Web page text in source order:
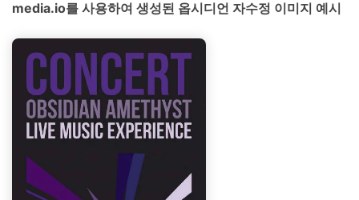
media.io를 사용하여 생성된 옵시디언 자수정 이미지 예시